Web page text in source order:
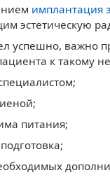
имплантация
эстетическую
успешно, важно
к такому
питания;